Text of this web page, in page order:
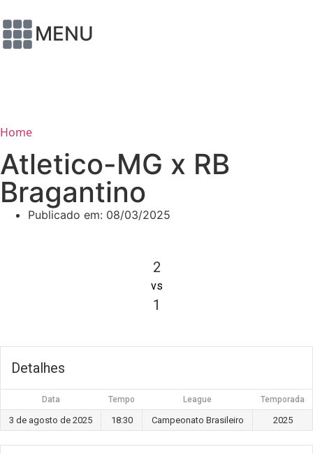
MENU
Home
Atletico-MG x RB
Bragantino
Publicado em: 08/03/2025
2
vs
1
Detalhes
Data Tempo League Temporada
3 de agosto de 2025 18:30 Campeonato Brasileiro 2025